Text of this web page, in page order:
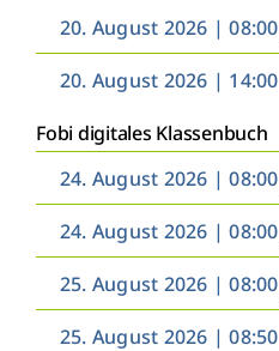
Inhalt
springen
20. August 2026 | 08:00
20. August 2026 | 14:00
Fobi digitales Klassenbuch
24. August 2026 | 08:00
24. August 2026 | 08:00
25. August 2026 | 08:00
25. August 2026 | 08:50